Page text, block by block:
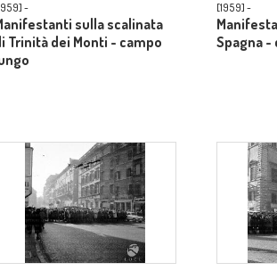
-
sulla scalinata
Trinità dei Monti - campo
[1959] -
Spagna -